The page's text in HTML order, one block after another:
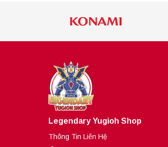
Legendary Yugioh Shop
Thông Tin Liên Hệ